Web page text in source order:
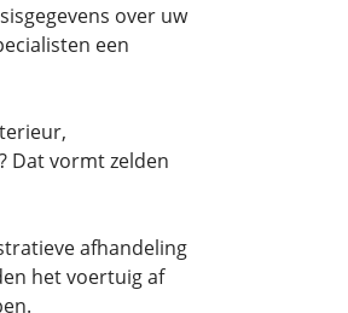
over uw
een
Dat vormt zelden
afhandeling
het voertuig af